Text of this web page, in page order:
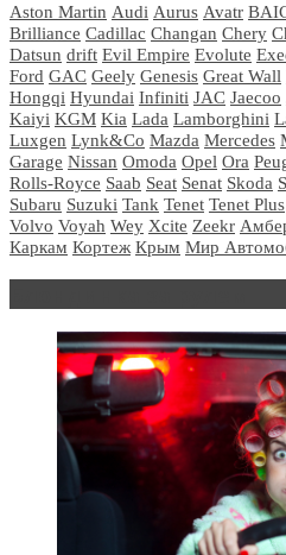
Aston Martin Audi Aurus Avatr
Brilliance Cadillac Changan Chery
Datsun drift Evil Empire Evolute
Ford GAC Geely Genesis Great Wall
Hongqi Hyundai Infiniti JAC Jaecoo
Kaiyi KGM Kia Lada Lamborghini
Luxgen Lynk&Co Mazda Mercedes
Garage Nissan Omoda Opel Ora
Rolls-Royce Saab Seat Senat Skoda
Subaru Suzuki Tank Tenet Tenet Plus
Volvo Voyah Wey Xcite Zeekr
Каркам Кортеж Крым Мир